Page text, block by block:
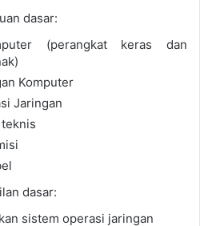
dasar:
(perangkat keras dan
Komputer
Jaringan
dasar:
sistem operasi jaringan